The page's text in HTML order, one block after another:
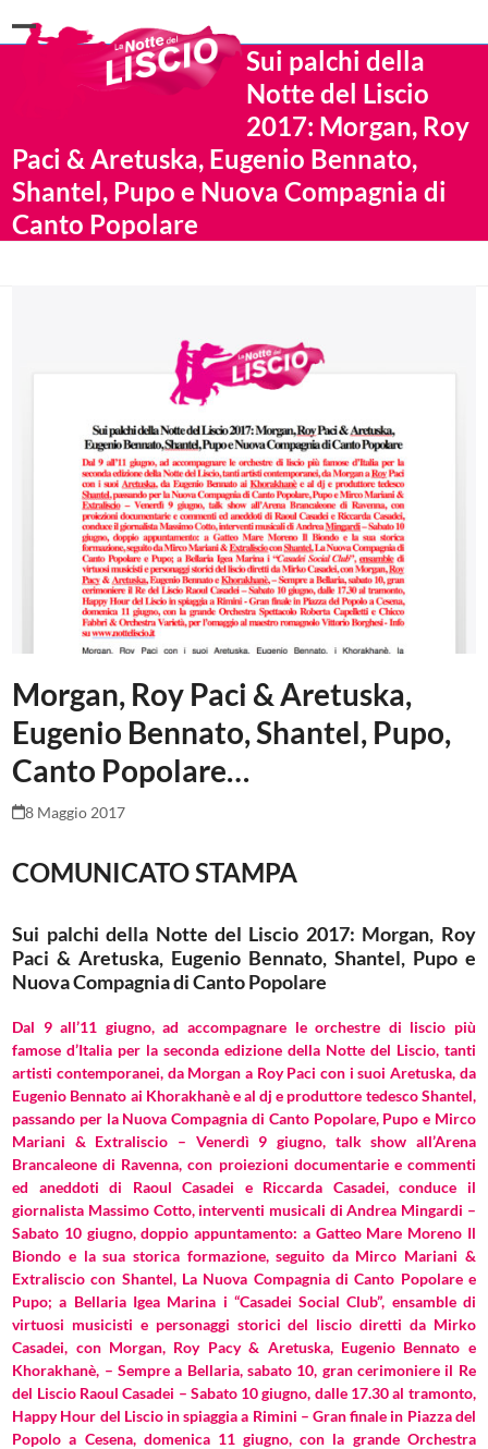
Open
Close
Sui palchi della
Notte del Liscio
2017: Morgan, Roy
Paci & Aretuska, Eugenio Bennato,
Shantel, Pupo e Nuova Compagnia di
Canto Popolare
Morgan, Roy Paci & Aretuska,
Eugenio Bennato, Shantel, Pupo,
Canto Popolare…
8 Maggio 2017
COMUNICATO STAMPA
Sui palchi della Notte del Liscio 2017: Morgan, Roy
Paci & Aretuska, Eugenio Bennato, Shantel, Pupo e
Nuova Compagnia di Canto Popolare
Dal 9 all’11 giugno, ad accompagnare le orchestre di liscio più
famose d’Italia per la seconda edizione della Notte del Liscio, tanti
artisti contemporanei, da Morgan a Roy Paci con i suoi Aretuska, da
Eugenio Bennato ai Khorakhanè e al dj e produttore tedesco Shantel,
passando per la Nuova Compagnia di Canto Popolare, Pupo e Mirco
Mariani & Extraliscio – Venerdì 9 giugno, talk show all’Arena
Brancaleone di Ravenna, con proiezioni documentarie e commenti
ed aneddoti di Raoul Casadei e Riccarda Casadei, conduce il
giornalista Massimo Cotto, interventi musicali di Andrea Mingardi –
Sabato 10 giugno, doppio appuntamento: a Gatteo Mare Moreno Il
Biondo e la sua storica formazione, seguito da Mirco Mariani &
Extraliscio con Shantel, La Nuova Compagnia di Canto Popolare e
Pupo; a Bellaria Igea Marina i “Casadei Social Club”, ensamble di
virtuosi musicisti e personaggi storici del liscio diretti da Mirko
Casadei, con Morgan, Roy Pacy & Aretuska, Eugenio Bennato e
Khorakhanè, – Sempre a Bellaria, sabato 10, gran cerimoniere il Re
del Liscio Raoul Casadei – Sabato 10 giugno, dalle 17.30 al tramonto,
Happy Hour del Liscio in spiaggia a Rimini – Gran finale in Piazza del
Popolo a Cesena, domenica 11 giugno, con la grande Orchestra